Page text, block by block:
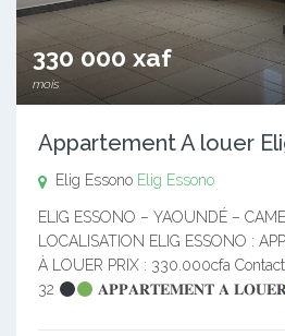
330 000 xaf
mois
Appartement A louer
Elig Essono Elig Essono
ELIG ESSONO – YAOUNDÉ –
LOCALISATION ELIG ESSONO :
À LOUER PRIX : 330.000cfa
32
𝐀𝐏𝐏𝐀𝐑𝐓𝐄𝐌𝐄𝐍𝐓 𝐀